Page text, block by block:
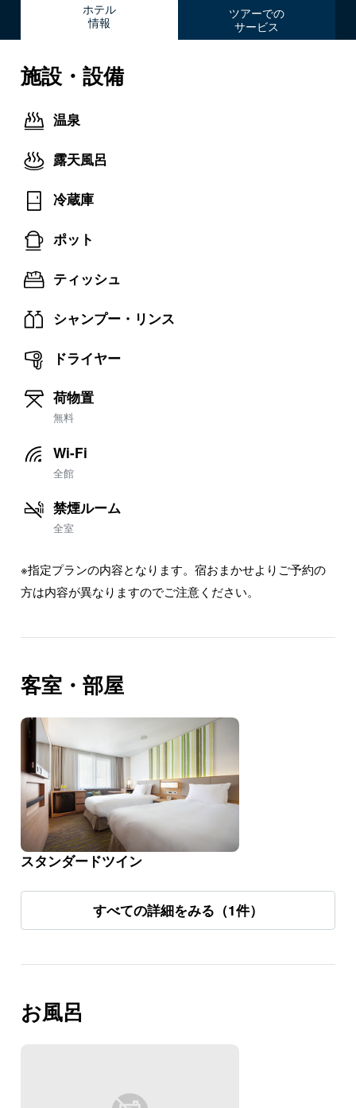
ホテル
情報
ツアーでの
サービス
施設・設備
温泉
露天風呂
冷蔵庫
ポット
ティッシュ
シャンプー・リンス
ドライヤー
荷物置
無料
Wi-Fi
全館
禁煙ルーム
全室
※指定プランの内容となります。宿おまかせよりご予約の
方は内容が異なりますのでご注意ください。
客室・部屋
スタンダードツイン
すべての詳細をみる（1件）
お風呂